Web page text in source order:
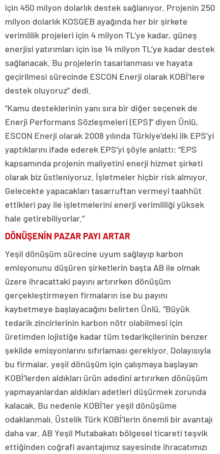
için 450 milyon dolarlık destek sağlanıyor. Projenin 250
milyon dolarlık KOSGEB ayağında her bir şirkete
verimlilik projeleri için 4 milyon TL’ye kadar, güneş
enerjisi yatırımları için ise 14 milyon TL’ye kadar destek
sağlanacak. Bu projelerin tasarlanması ve hayata
geçirilmesi sürecinde ESCON Enerji olarak KOBİ’lere
destek oluyoruz” dedi.
“Kamu desteklerinin yanı sıra bir diğer seçenek de
Enerji Performans Sözleşmeleri (EPS)” diyen Ünlü,
ESCON Enerji olarak 2008 yılında Türkiye’deki ilk EPS’yi
yaptıklarını ifade ederek EPS’yi şöyle anlattı: “EPS
kapsamında projenin maliyetini enerji hizmet şirketi
olarak biz üstleniyoruz. İşletmeler hiçbir risk almıyor.
Gelecekte yapacakları tasarruftan vermeyi taahhüt
ettikleri pay ile işletmelerini enerji verimliliği yüksek
hale getirebiliyorlar.”
DÖNÜŞENİN PAZAR PAYI ARTAR
Yeşil dönüşüm sürecine uyum sağlayıp karbon
emisyonunu düşüren şirketlerin başta AB ile olmak
üzere ihracattaki payını artırırken dönüşüm
gerçekleştirmeyen firmaların ise bu payını
kaybetmeye başlayacağını belirten Ünlü, “Büyük
tedarik zincirlerinin karbon nötr olabilmesi için
üretimden lojistiğe kadar tüm tedarikçilerinin benzer
şekilde emisyonlarını sıfırlaması gerekiyor. Dolayısıyla
bu firmalar, yeşil dönüşüm için çalışmaya başlayan
KOBİ’lerden aldıkları ürün adedini artırırken dönüşüm
yapmayanlardan aldıkları adetleri düşürmek zorunda
kalacak. Bu nedenle KOBİ’ler yeşil dönüşüme
odaklanmalı. Üstelik Türk KOBİ’lerin önemli bir avantajı
daha var. AB Yeşil Mutabakatı bölgesel ticareti teşvik
ettiğinden coğrafi avantajımız sayesinde ihracatımızı